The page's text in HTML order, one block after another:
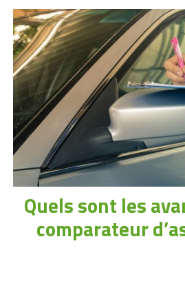
Quels sont les
comparateur